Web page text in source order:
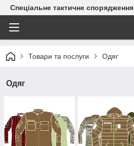
Спеціальне тактичне спорядження
Товари та послуги Одяг
Одяг